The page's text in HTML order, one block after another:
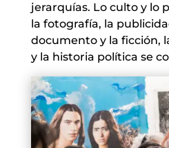
jerarquías. Lo culto y lo
la fotografía, la
documento y la ficción,
y la historia política se